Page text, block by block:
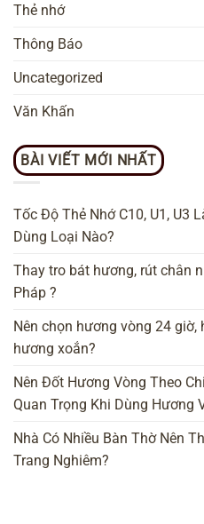
Thẻ nhớ
Thông Báo
Uncategorized
Văn Khấn
BÀI VIẾT MỚI NHẤT
Tốc Độ Thẻ Nhớ C10, U1, U3
Dùng Loại Nào?
Thay tro bát hương, rút chân
Pháp ?
Nên chọn hương vòng 24
hương xoắn?
Nên Đốt Hương Vòng Theo
Quan Trọng Khi Dùng Hương
Nhà Có Nhiều Bàn Thờ Nên
Trang Nghiêm?